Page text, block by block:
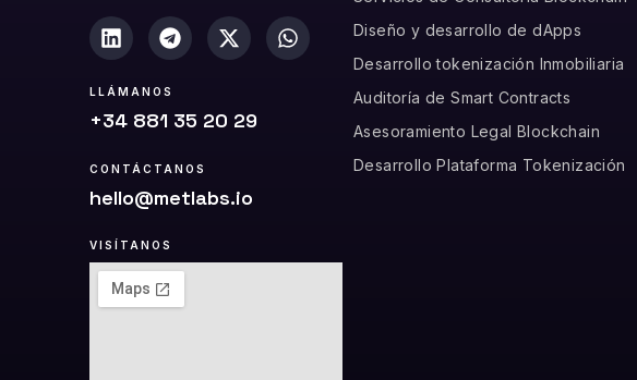
LLÁMANOS
+34 881 35 20 29
CONTÁCTANOS
hello@metlabs.io
VISÍTANOS
Diseño y desarrollo de dApps
Desarrollo tokenización Inmobiliaria
Auditoría de Smart Contracts
Asesoramiento Legal Blockchain
Desarrollo Plataforma Tokenización